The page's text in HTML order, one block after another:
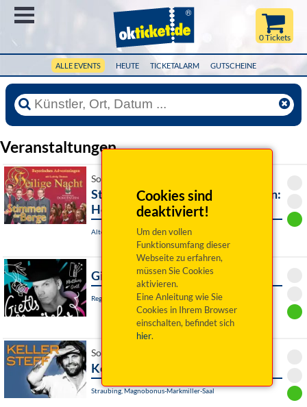
ALLE EVENTS HEUTE TICKETALARM GUTSCHEINE
0 Tickets
Cookies sind
deaktiviert!
Um den vollen
Funktionsumfang dieser
Webseite zu erfahren,
müssen Sie Cookies
aktivieren.
Eine Anleitung wie Sie
Cookies in Ihrem Browser
einschalten, befindet sich
hier.
Veranstaltungen
So 29. November 2026 17:00 Uhr
Stimmen der Berge & Domspatzen:
Heilige Nacht
Alteglofsheim, Pfarrkirche St. Laurentius
Gietls magischer Abend
Regensburg, Kleinkunstbühne STATT-THEATER
So 29. November 2026 18:00 Uhr
Keller Steff (Nachholtermin)
Straubing, Magnobonus-Markmiller-Saal